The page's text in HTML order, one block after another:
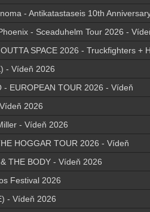
- Antikatastaseis 10th
- Sceaduhelm Tour 2026 -
SPACE 2026 - Truckfighters +
- Vídeň 2026
- EUROPEAN TOUR 2026 - Vídeň
2026
- Vídeň 2026
HOGGAR TOUR 2026 - Vídeň
THE BODY - Vídeň 2026
Festival 2026
- Vídeň 2026